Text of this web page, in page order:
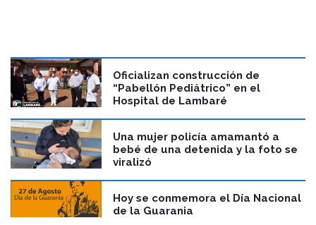
Oficializan construcción de
“Pabellón Pediátrico” en el
Hospital de Lambaré
Una mujer policía amamantó a
bebé de una detenida y la foto se
viralizó
Hoy se conmemora el Día Nacional
de la Guarania